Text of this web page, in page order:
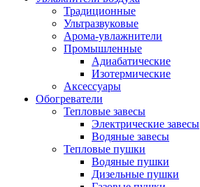
Традиционные
Ультразвуковые
Арома-увлажнители
Промышленныe
Адиабатические
Изотермические
Аксессуары
Обогреватели
Тепловые завесы
Электрические завесы
Водяные завесы
Тепловые пушки
Водяные пушки
Дизельные пушки